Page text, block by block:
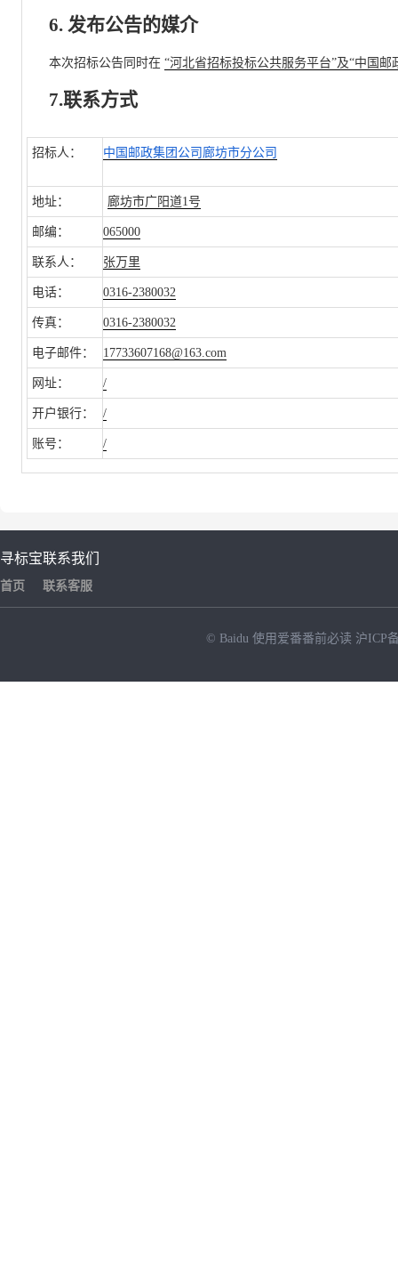
6. 发布公告的媒介
本次招标公告同时在 “河北省招标投标公共服务平台”及“中国邮
7.联系方式
招标人： 中国邮政集团公司廊坊市分公司
地址： 廊坊市广阳道1号
邮编： 065000
联系人： 张万里
电话： 0316-2380032
传真： 0316-2380032
电子邮件： 17733607168@163.com
网址： /
开户银行： /
账号： /
寻标宝
首页
联系我们
联系客服
© Baidu 使用爱番番前必读 沪ICP